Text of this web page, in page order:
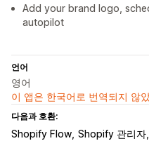
Add your brand logo,
autopilot
언어
영어
이 앱은 한국어로 번역되지 않
다음과 호환:
Shopify Flow Shopify 관리자